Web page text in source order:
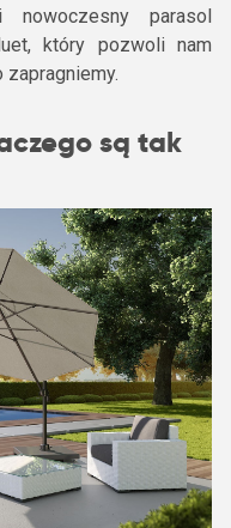
parasol
który pozwoli nam
są tak